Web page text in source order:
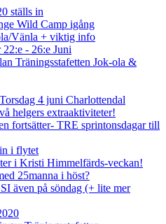
ställs in
Wild Camp igång
Vänla + viktig info
22:e - 26:e Juni
Träningsstafetten Jok-ola &
4 juni Charlottendal
helgers extraaktiviteter!
fortsätter- TRE sprintonsdagar till
i flytet
i Kristi Himmelfärds-veckan!
25manna i höst?
även på söndag (+ lite mer